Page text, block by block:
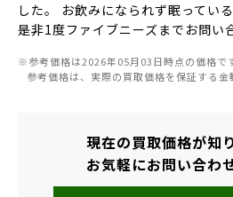
した。 お飲みになられず眠ってい
是非1度ファイブニーズまでお問い
※参考価格は2026年05月03日時点の価格です
参考価格は、実際の買取価格を保証する金
現在の買取価格が知
お気軽にお問い合わ